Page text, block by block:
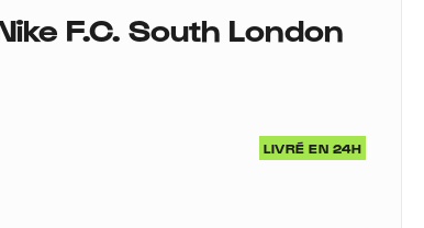
F.C. South London
LIVRÉ EN 24H